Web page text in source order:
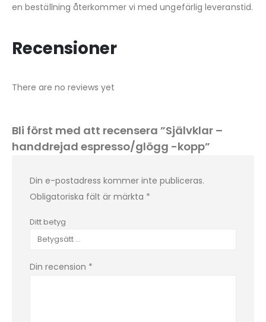
en beställning återkommer vi med ungefärlig leveranstid.
Recensioner
There are no reviews yet
Bli först med att recensera ”Självklar –
handdrejad espresso/glögg -kopp”
Din e-postadress kommer inte publiceras.
Obligatoriska fält är märkta *
Ditt betyg
Din recension *